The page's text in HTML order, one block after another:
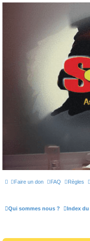
SOS cocu est une association loi
Pouvoir parler, se confier, recevoir
personnelle douloureuse
Faire un don FAQ Règles
Qui sommes nous ? Index